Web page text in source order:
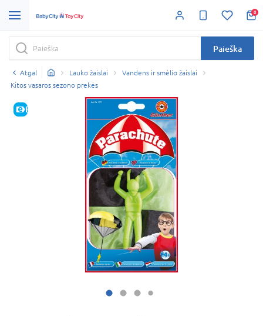
0
Paieška
Atgal Lauko žaislai
Vandens ir smėlio žaislai
Kitos vasaros sezono prekės
E-KAINA